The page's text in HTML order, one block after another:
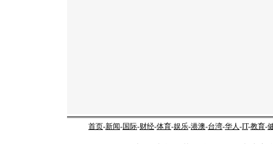
首页-新闻-国际-财经-体育-娱乐-港澳-台湾-华人-IT-教育-